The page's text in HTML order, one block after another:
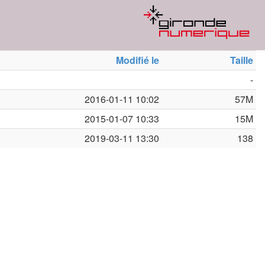
Modifié le
Taille
-
2016-01-11 10:02
57M
2015-01-07 10:33
15M
2019-03-11 13:30 138